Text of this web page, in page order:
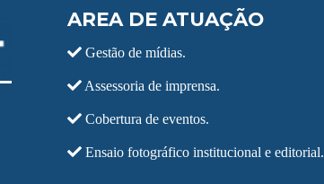
AREA DE ATUAÇÃO
Gestão de mídias.
Assessoria de imprensa.
Cobertura de eventos.
Ensaio fotográfico institucional e editorial.